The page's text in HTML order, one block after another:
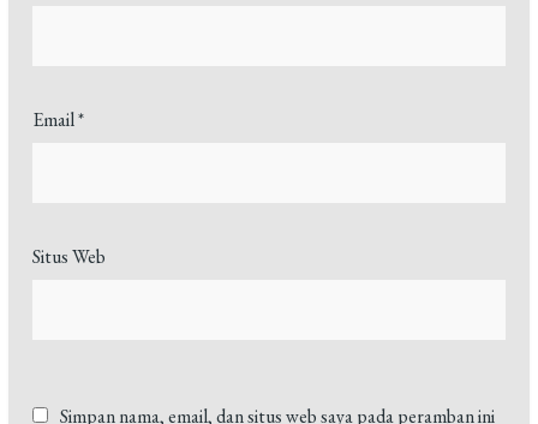
Email*
Situs Web
Simpan nama, email, dan situs web saya pada peramban ini